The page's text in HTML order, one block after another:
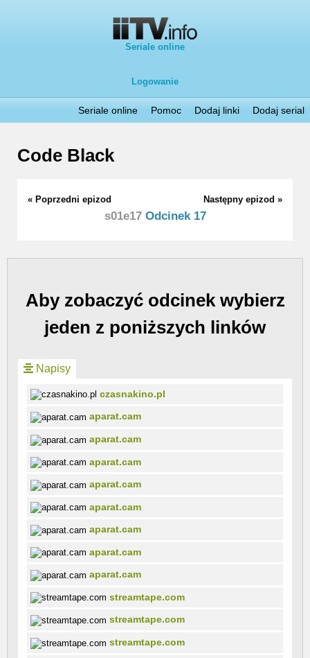
Seriale online
Logowanie
Seriale online Pomoc Dodaj linki Dodaj serial
Code Black
« Poprzedni epizod Następny epizod »
s01e17Odcinek 17
Aby zobaczyć odcinek wybierz
jeden z poniższych linków
Napisy
czasnakino.pl
aparat.cam
aparat.cam
aparat.cam
aparat.cam
aparat.cam
aparat.cam
aparat.cam
aparat.cam
streamtape.com
streamtape.com
streamtape.com